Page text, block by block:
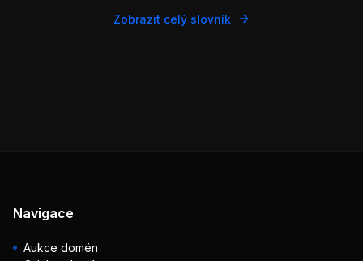
Zobrazit celý slovník
Navigace
Aukce domén